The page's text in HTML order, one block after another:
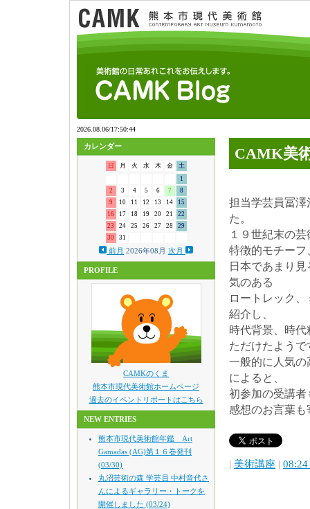
カレンダー
日 月 火 水 木 金
土
1
2
3 4 5 6 7
8
9
10 11 12 13 14
15
16
17 18 19 20 21
22
23
24 25 26 27 28
29
30
31
前月 2026年08月 次月
PROFILE
CAMKのくま
熊本市現代美術館ホームページ
過去のイベントリポートはこちら
NEW ENTRIES
熊本市現代美術館年鑑 Art
Gamadas (AG)第１６巻発刊
(03/30)
丸沼芸術の森 学芸員 中村音代さ
んによるギャラリー・トークを
開催しました (03/24)
CAMK美
担当学芸員冨
た。
１９世紀末の
特徴的モチー
日本であまり
気のある
ロートレック
紹介し、
時代背景、時
ただけたようで
一般的に人気
によると、
初参加の受講
感想のお言葉
| 美術講座 | 08:24